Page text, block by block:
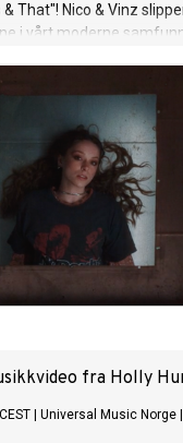
That"! Nico & Vinz
i vårt moderne
annet har Ariana
i stallen. Låta er
av Raphael Saadiq.
I dag, som er en
fra 2012. I tillegg til nye
albumet ni From
Swift skrev i den
Albumet gjestes av blant
og Phoebe
Humberstone er ute
fra Holly
Universal Music Norge